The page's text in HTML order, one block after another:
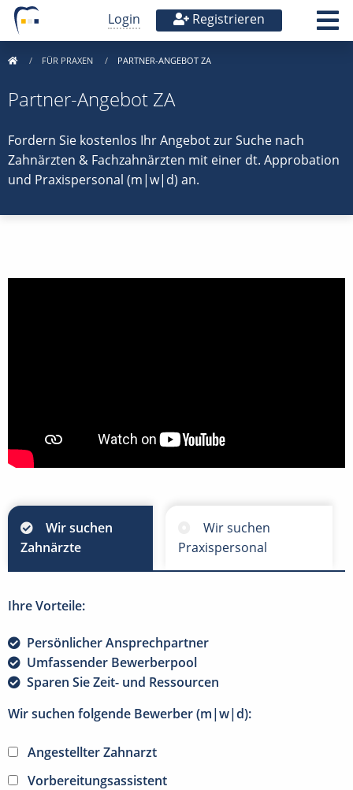
Login Registrieren
FÜR PRAXEN PARTNER-ANGEBOT ZA
Partner-Angebot ZA
Fordern Sie kostenlos Ihr Angebot zur Suche nach
Zahnärzten & Fachzahnärzten mit einer dt. Approbation
und Praxispersonal (m|w|d) an.
Wir suchen
Zahnärzte
Wir suchen
Praxispersonal
Ihre Vorteile:
Persönlicher Ansprechpartner
Umfassender Bewerberpool
Sparen Sie Zeit- und Ressourcen
Wir suchen folgende Bewerber (m|w|d):
Angestellter Zahnarzt
Vorbereitungsassistent